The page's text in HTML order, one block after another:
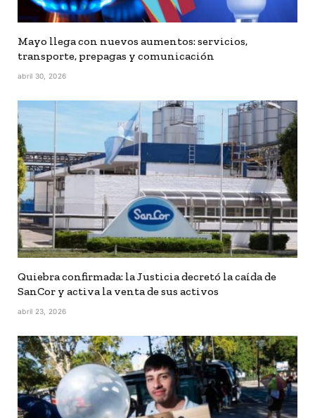
Mayo llega con nuevos aumentos: servicios,
transporte, prepagas y comunicación
abril 30, 2026
Quiebra confirmada: la Justicia decretó la caída de
SanCor y activa la venta de sus activos
abril 23, 2026